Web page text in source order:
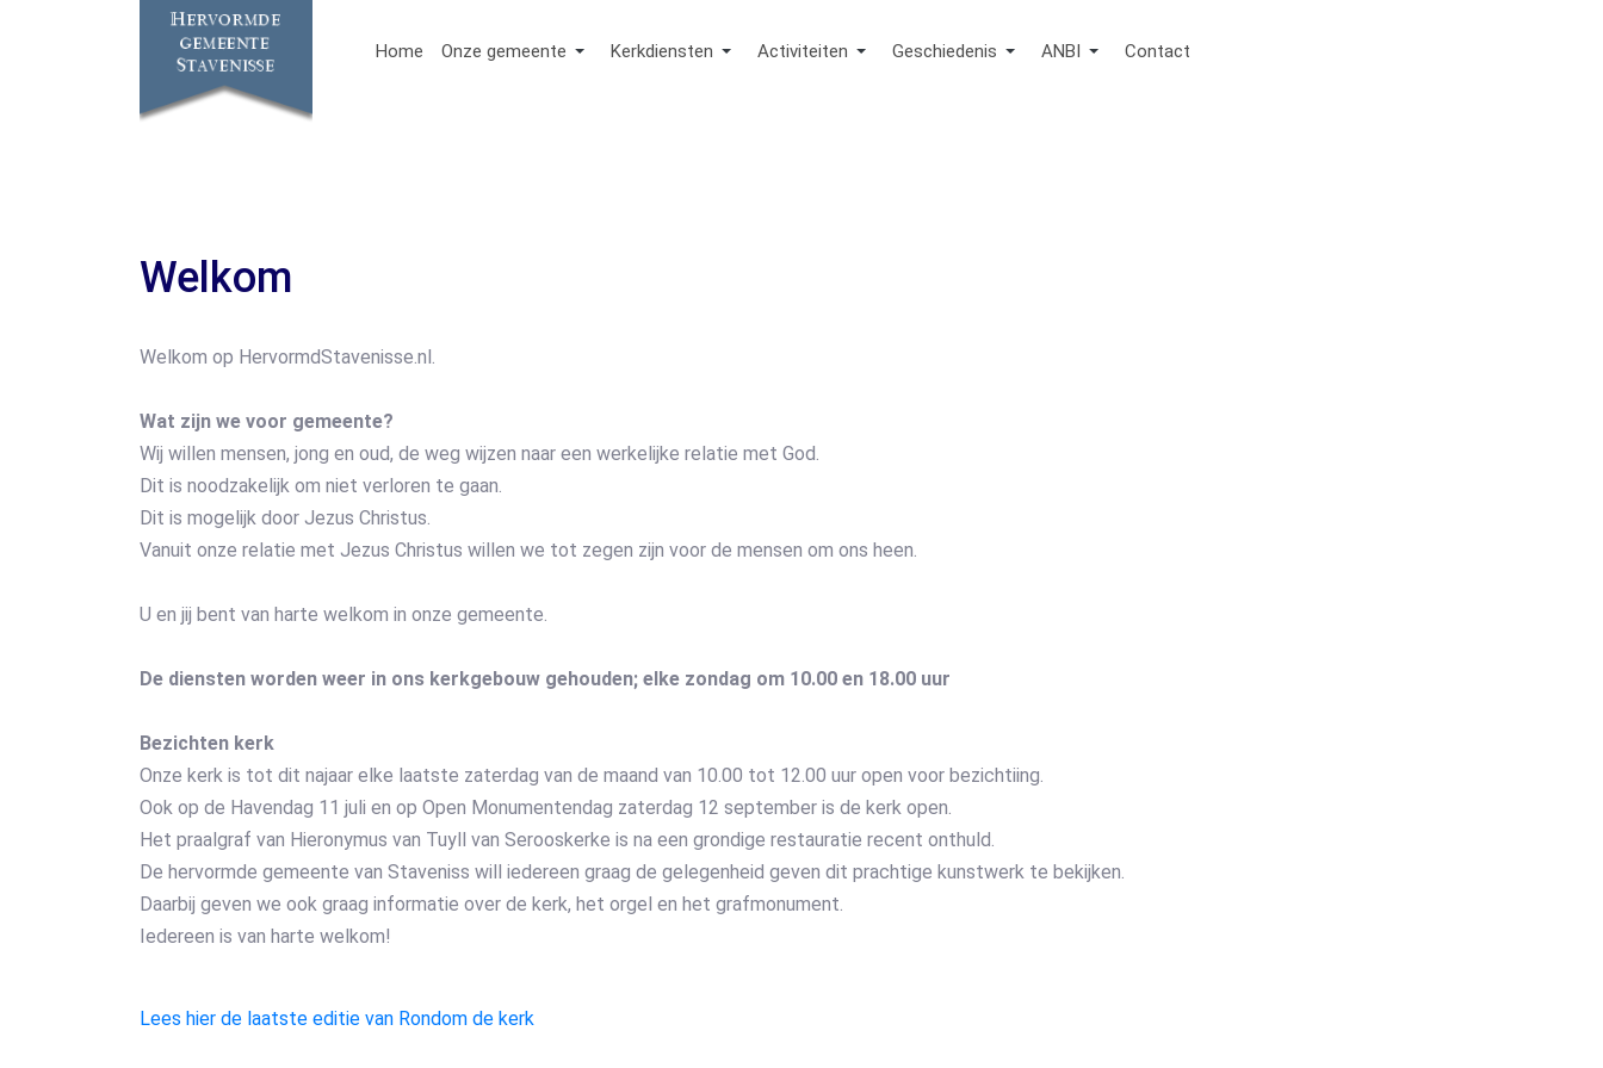
Home Onze gemeente Kerkdiensten Activiteiten Geschiedenis ANBI Contact
Welkom
Welkom op HervormdStavenisse.nl.
Wat zijn we voor gemeente?
Wij willen mensen, jong en oud, de weg wijzen naar een werkelijke relatie met God.
Dit is noodzakelijk om niet verloren te gaan.
Dit is mogelijk door Jezus Christus.
Vanuit onze relatie met Jezus Christus willen we tot zegen zijn voor de mensen om ons heen.
U en jij bent van harte welkom in onze gemeente.
De diensten worden weer in ons kerkgebouw gehouden; elke zondag om 10.00 en 18.00 uur
Bezichten kerk
Onze kerk is tot dit najaar elke laatste zaterdag van de maand van 10.00 tot 12.00 uur open voor bezichtiing.
Ook op de Havendag 11 juli en op Open Monumentendag zaterdag 12 september is de kerk open.
Het praalgraf van Hieronymus van Tuyll van Serooskerke is na een grondige restauratie recent onthuld.
De hervormde gemeente van Staveniss will iedereen graag de gelegenheid geven dit prachtige kunstwerk te bekijken.
Daarbij geven we ook graag informatie over de kerk, het orgel en het grafmonument.
Iedereen is van harte welkom!
Lees hier de laatste editie van Rondom de kerk